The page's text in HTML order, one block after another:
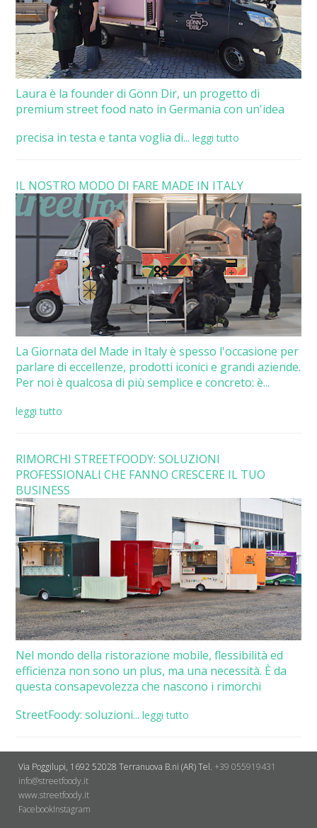
Laura è la founder di Gönn Dir, un progetto di
premium street food nato in Germania con un'idea
precisa in testa e tanta voglia di... leggi tutto
IL NOSTRO MODO DI FARE MADE IN ITALY
La Giornata del Made in Italy è spesso l'occasione per
parlare di eccellenze, prodotti iconici e grandi aziende.
Per noi è qualcosa di più semplice e concreto: è...
leggi tutto
RIMORCHI STREETFOODY: SOLUZIONI
PROFESSIONALI CHE FANNO CRESCERE IL TUO
BUSINESS
Nel mondo della ristorazione mobile, flessibilità ed
efficienza non sono un plus, ma una necessità. È da
questa consapevolezza che nascono i rimorchi
StreetFoody: soluzioni... leggi tutto
Via Poggilupi, 1692 52028 Terranuova B.ni (AR)Tel. +39 055919431
info@streetfoody.it
www.streetfoody.it
Facebook​Instagram